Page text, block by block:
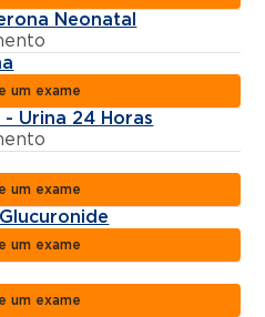
Neonatal
um exame
Urina 24 Horas
um exame
um exame
um exame